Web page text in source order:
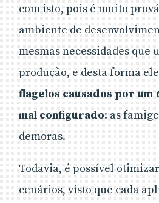
com isto, pois é muito
ambiente de
mesmas necessidades que
produção, e desta forma
flagelos causados por um
mal configurado: as
demoras.
Todavia, é possível
cenários, visto que cada